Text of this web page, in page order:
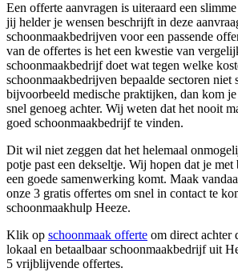
Een offerte aanvragen is uiteraard een
jij helder je wensen beschrijft in deze
schoonmaakbedrijven voor een passende
van de offertes is het een kwestie van
schoonmaakbedrijf doet wat tegen welke
schoonmaakbedrijven bepaalde sectoren niet
bijvoorbeeld medische praktijken, dan kom
snel genoeg achter. Wij weten dat het nooit
goed schoonmaakbedrijf te vinden.
Dit wil niet zeggen dat het helemaal
potje past een dekseltje. Wij hopen dat je met
een goede samenwerking komt. Maak
onze 3 gratis offertes om snel in contact te
schoonmaakhulp Heeze.
Klik op schoonmaak offerte om direct achter
lokaal en betaalbaar schoonmaakbedrijf uit
5 vrijblijvende offertes.